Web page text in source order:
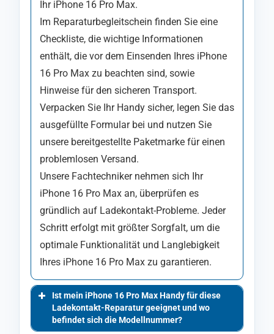
Ihr iPhone 16 Pro Max.
Im Reparaturbegleitschein finden Sie eine
Checkliste, die wichtige Informationen
enthält, die vor dem Einsenden Ihres iPhone
16 Pro Max zu beachten sind, sowie
Hinweise für den sicheren Transport.
Verpacken Sie Ihr Handy sicher, legen Sie das
ausgefüllte Formular bei und nutzen Sie
unsere bereitgestellte Paketmarke für einen
problemlosen Versand.
Unsere Fachtechniker nehmen sich Ihr
iPhone 16 Pro Max an, überprüfen es
gründlich auf Ladekontakt-Probleme. Jeder
Schritt erfolgt mit größter Sorgfalt, um die
optimale Funktionalität und Langlebigkeit
Ihres iPhone 16 Pro Max zu garantieren.
Ist mein iPhone 16 Pro Max Handy für diese
Ladekontakt-Reparatur geeignet und wo
befindet sich die Modellnummer?